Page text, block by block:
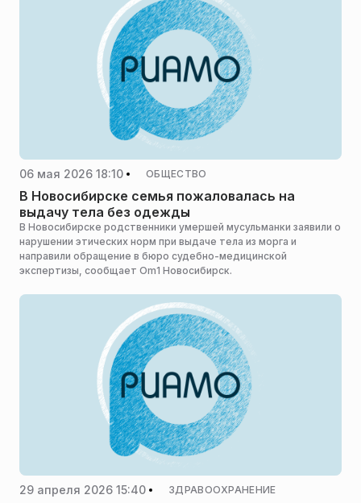
06 мая 2026 18:10 ОБЩЕСТВО
В Новосибирске семья пожаловалась на
выдачу тела без одежды
В Новосибирске родственники умершей мусульманки заявили о
нарушении этических норм при выдаче тела из морга и
направили обращение в бюро судебно-медицинской
экспертизы, сообщает Om1 Новосибирск.
29 апреля 2026 15:40 ЗДРАВООХРАНЕНИЕ